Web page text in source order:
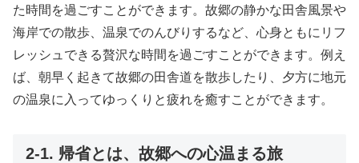
た時間を過ごすことができます。故郷の静かな田舎風景や
海岸での散歩、温泉でのんびりするなど、心身ともにリフ
レッシュできる贅沢な時間を過ごすことができます。例え
ば、朝早く起きて故郷の田舎道を散歩したり、夕方に地元
の温泉に入ってゆっくりと疲れを癒すことができます。
2-1. 帰省とは、故郷への心温まる旅